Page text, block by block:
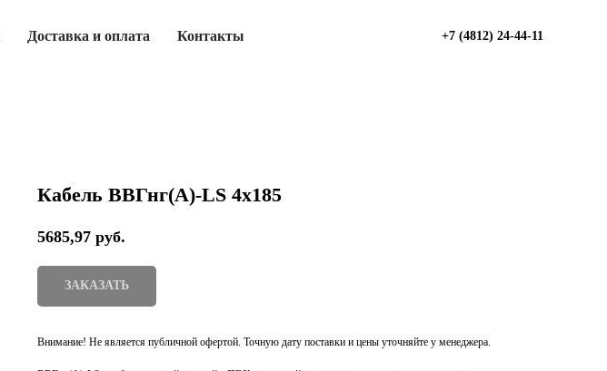
Доставка и оплата Контакты +7 (4812) 24-44-11
Кабель ВВГнг(А)-LS 4х185
5685,97 руб.
ЗАКАЗАТЬ
Внимание! Не является публичной офертой. Точную дату поставки и цены уточняйте у менеджера.